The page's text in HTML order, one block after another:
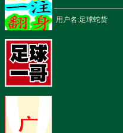
用户名:足球蛇货